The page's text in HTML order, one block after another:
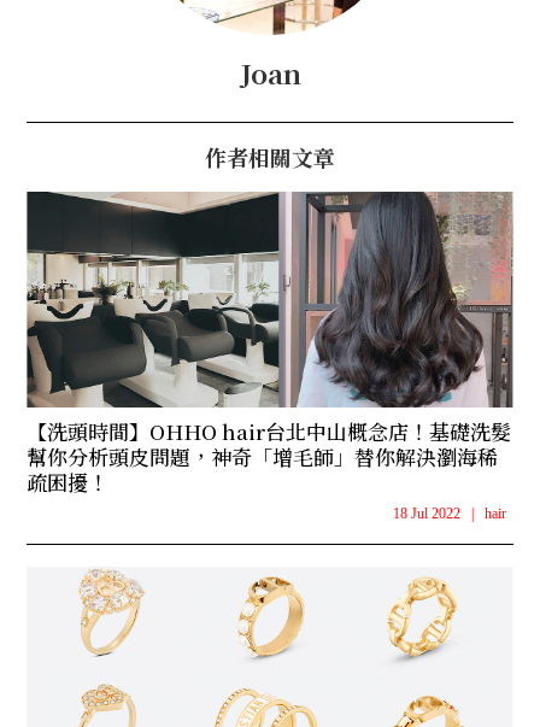
Joan
作者相關文章
【洗頭時間】OHHO hair台北中山概念店！基礎洗髮
幫你分析頭皮問題，神奇「增毛師」替你解決瀏海稀
疏困擾！
18 Jul 2022 hair